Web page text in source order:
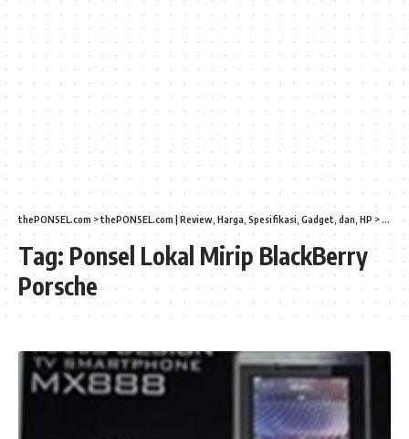
thePONSEL.com >thePONSEL.com | Review, Harga, Spesifikasi, Gadget, dan, HP >
Tag: Ponsel Lokal Mirip BlackBerry
Porsche